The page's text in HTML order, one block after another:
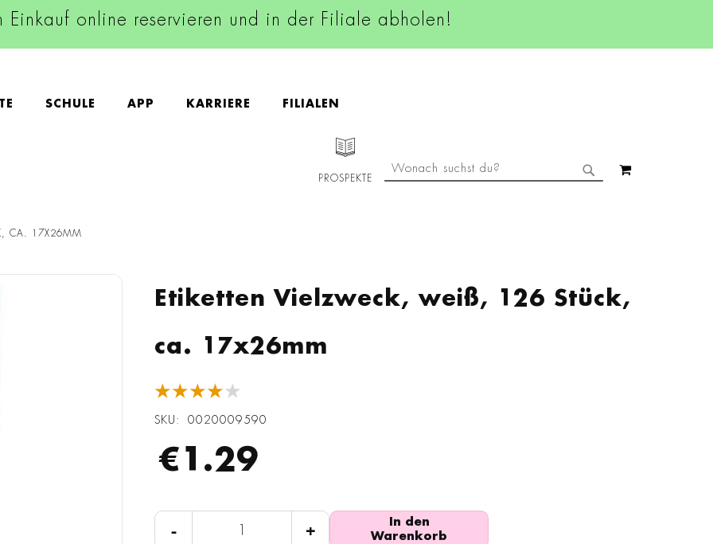
Einkauf online reservieren und in der Filiale abholen!
SCHULE APP KARRIERE FILIALEN
PROSPEKTE
SUCHE
CA. 17X26MM
Etiketten Vielzweck, weiß, 126 Stück,
ca. 17x26mm
★★★★★
SKU 0020009590
€1.29
- +
In den
Warenkorb